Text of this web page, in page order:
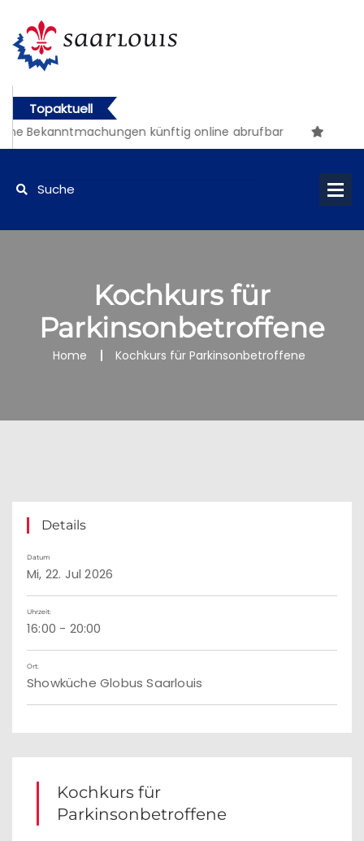
Topaktuell
Bekanntmachungen künftig online abrufbar
Kochkurs für
Parkinsonbetroffene
Home Kochkurs für Parkinsonbetroffene
Details
Datum
Mi, 22. Jul 2026
Uhrzeit:
16:00 - 20:00
Ort:
Showküche Globus Saarlouis
Kochkurs für
Parkinsonbetroffene